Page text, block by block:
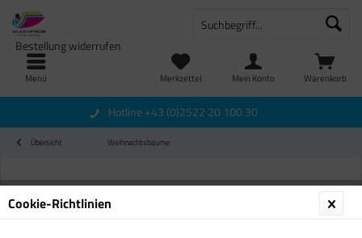
Menü Warenkorb
Merkzettel
Bestellung widerrufen
Mein Konto
Hotline +43 (0)2522 20 100 30
Übersicht Weihnachtsbäume
Cookie-Richtlinien